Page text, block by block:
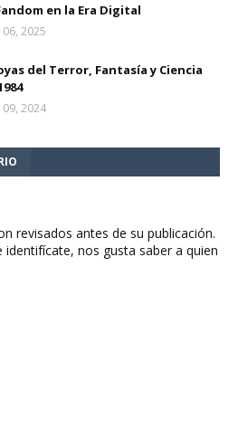
en la Era Digital
2025
del Terror, Fantasía y Ciencia
2024
revisados antes de su publicación.
nos gusta saber a quien